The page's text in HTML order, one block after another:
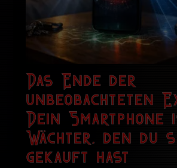
Das Ende der
unbeobachteten
Dein Smartphone
Wächter, den du
gekauft hast